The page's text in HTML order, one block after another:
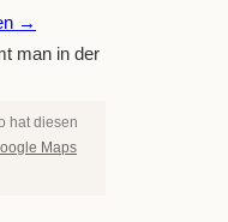
→
man in der
hat diesen
Maps